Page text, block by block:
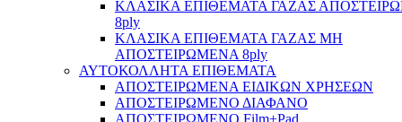
ΚΛΑΣΙΚΑ ΕΠΙΘΕΜΑΤΑ ΓΑΖΑΣ
8ply
ΚΛΑΣΙΚΑ ΕΠΙΘΕΜΑΤΑ ΓΑΖΑΣ ΜΗ
ΑΠΟΣΤΕΙΡΩΜΕΝΑ 8ply
ΑΥΤΟΚΟΛΛΗΤΑ ΕΠΙΘΕΜΑΤΑ
ΑΠΟΣΤΕΙΡΩΜΕΝΑ ΕΙΔΙΚΩΝ ΧΡΗΣΕΩΝ
ΑΠΟΣΤΕΙΡΩΜΕΝΟ ΔΙΑΦΑΝΟ
ΑΠΟΣΤΕΙΡΩΜΕΝΟ Film+Pad